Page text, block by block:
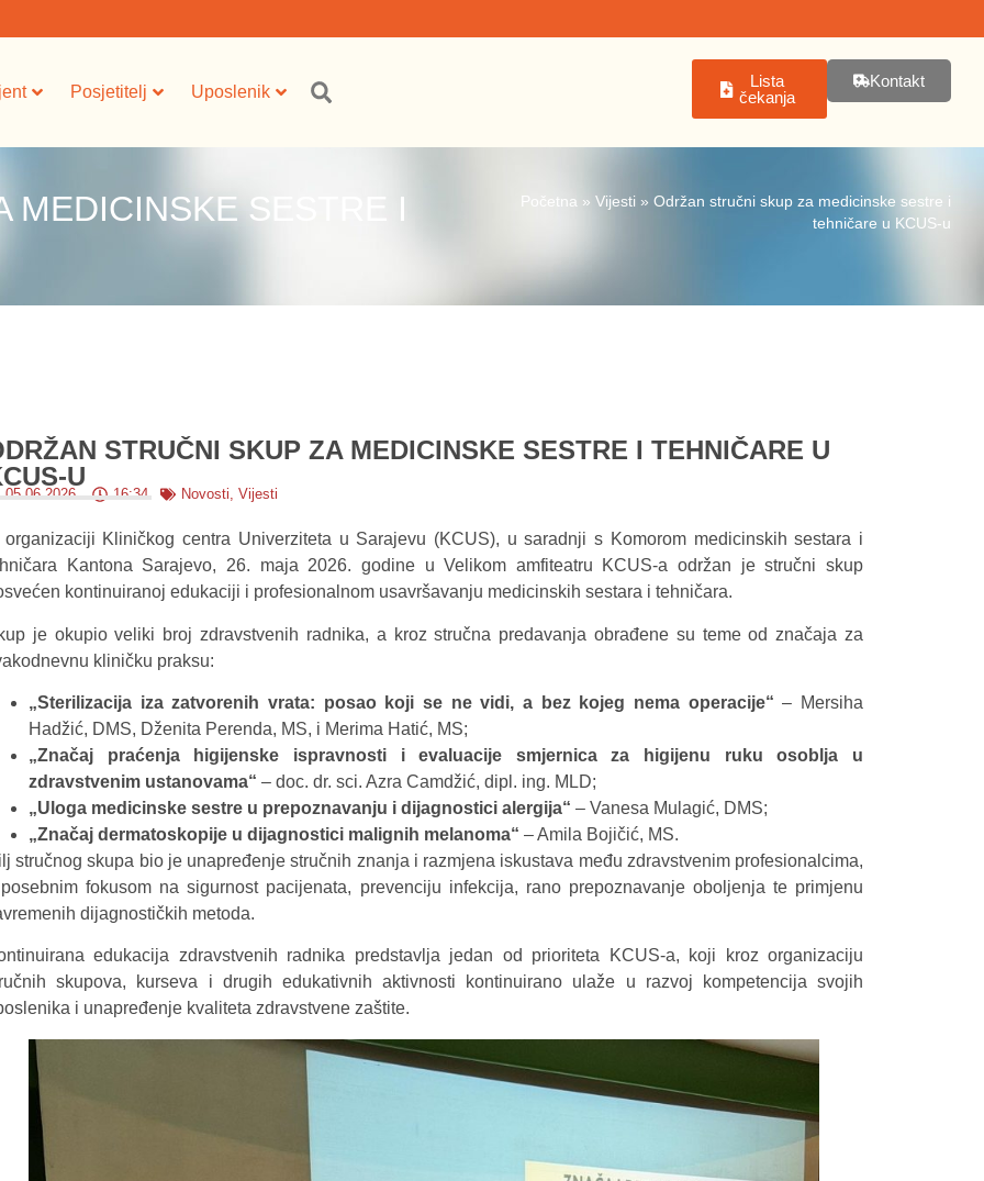
Posjetitelj Uposlenik
Lista
čekanja
Kontakt
MEDICINSKE SESTRE I Početna » Vijesti » Održan stručni skup za medicinske sestre i
tehničare u KCUS-u
STRUČNI SKUP ZA MEDICINSKE SESTRE I TEHNIČARE U
U
05.06.2026. 16:34 Novosti,Vijesti
organizaciji Kliničkog centra Univerziteta u Sarajevu (KCUS), u saradnji s Komorom medicinskih sestara i
Kantona Sarajevo, 26. maja 2026. godine u Velikom amfiteatru KCUS-a održan je stručni skup
kontinuiranoj edukaciji i profesionalnom usavršavanju medicinskih sestara i tehničara.
je okupio veliki broj zdravstvenih radnika, a kroz stručna predavanja obrađene su teme od značaja za
kliničku praksu:
„Sterilizacija iza zatvorenih vrata: posao koji se ne vidi, a bez kojeg nema operacije“ – Mersiha
Hadžić, DMS, Dženita Perenda, MS, i Merima Hatić, MS;
„Značaj praćenja higijenske ispravnosti i evaluacije smjernica za higijenu ruku osoblja u
zdravstvenim ustanovama“ – doc. dr. sci. Azra Camdžić, dipl. ing. MLD;
„Uloga medicinske sestre u prepoznavanju i dijagnostici alergija“ – Vanesa Mulagić, DMS;
„Značaj dermatoskopije u dijagnostici malignih melanoma“ – Amila Bojičić, MS.
stručnog skupa bio je unapređenje stručnih znanja i razmjena iskustava među zdravstvenim profesionalcima,
fokusom na sigurnost pacijenata, prevenciju infekcija, rano prepoznavanje oboljenja te primjenu
dijagnostičkih metoda.
edukacija zdravstvenih radnika predstavlja jedan od prioriteta KCUS-a, koji kroz organizaciju
skupova, kurseva i drugih edukativnih aktivnosti kontinuirano ulaže u razvoj kompetencija svojih
i unapređenje kvaliteta zdravstvene zaštite.